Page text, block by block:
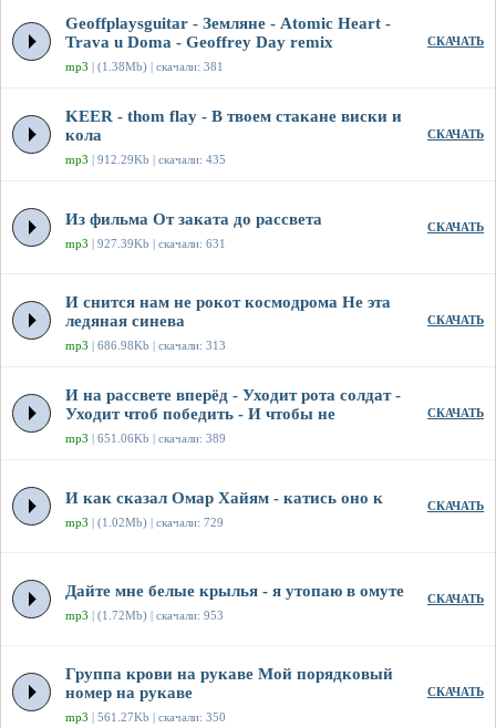
Geoffplaysguitar - Земляне - Atomic Heart -
Trava u Doma - Geoffrey Day remix
mp3 | (1.38Mb) | скачали: 381
СКАЧАТЬ
KEER - thom flay - В твоем стакане виски и
кола
mp3 | 912.29Kb | скачали: 435
СКАЧАТЬ
Из фильма От заката до рассвета
mp3 | 927.39Kb | скачали: 631
СКАЧАТЬ
И снится нам не рокот космодрома Не эта
ледяная синева
mp3 | 686.98Kb | скачали: 313
СКАЧАТЬ
И на рассвете вперёд - Уходит рота солдат -
Уходит чтоб победить - И чтобы не
mp3 | 651.06Kb | скачали: 389
СКАЧАТЬ
И как сказал Омар Хайям - катись оно к
mp3 | (1.02Mb) | скачали: 729
СКАЧАТЬ
Дайте мне белые крылья - я утопаю в омуте
mp3 | (1.72Mb) | скачали: 953
СКАЧАТЬ
Группа крови на рукаве Мой порядковый
номер на рукаве
mp3 | 561.27Kb | скачали: 350
СКАЧАТЬ